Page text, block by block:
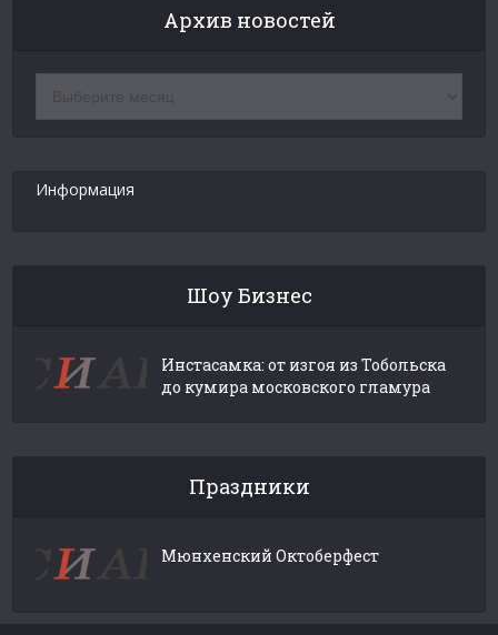
Архив новостей
новостей
Информация
Шоу Бизнес
Инстасамка: от изгоя из Тобольска
до кумира московского гламура
Праздники
Мюнхенский Октоберфест